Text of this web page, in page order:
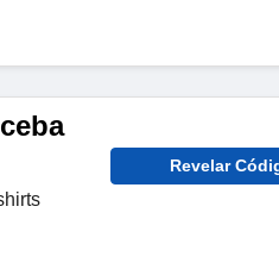
Revelar